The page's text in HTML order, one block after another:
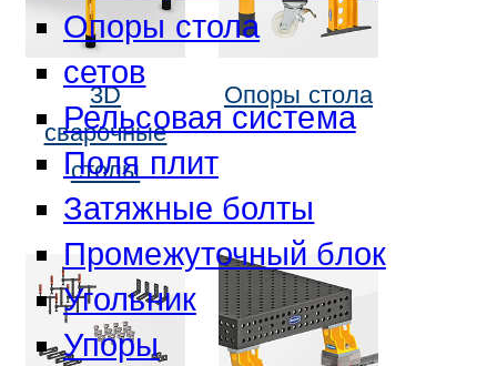
Опоры стола
сетов
Рельсовая система
Поля плит
Затяжные болты
Промежуточный блок
Угольник
Упоры
3D
сварочные
столы
Опоры стола